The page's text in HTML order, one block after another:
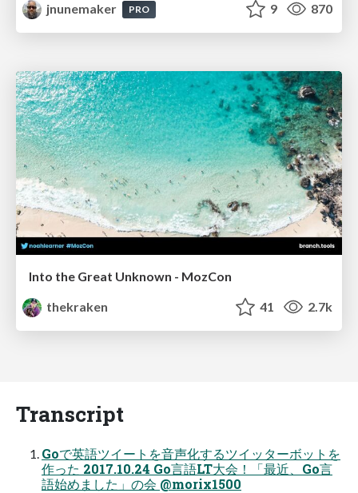
jnunemaker
PRO 9 870
Into the Great Unknown - MozCon
thekraken
41 2.7k
Transcript
Goで英語ツイートを音声化するツイッターボットを
作った 2017.10.24 Go言語LT大会！「最近、Go言
語始めました」の会 @morix1500